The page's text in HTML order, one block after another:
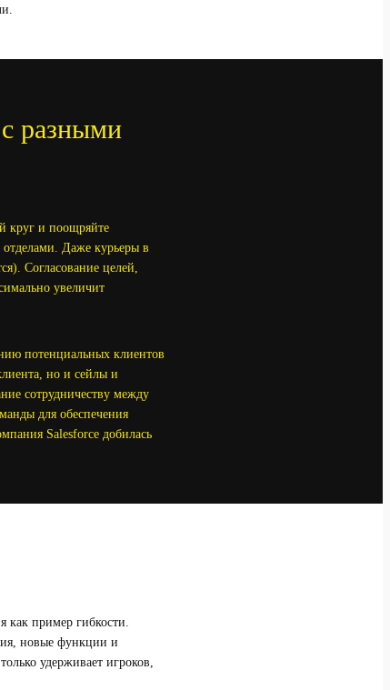
разными
круг и поощряйте
Даже курьеры в
Согласование целей,
увеличит
потенциальных клиентов
но и сейлы и
сотрудничеству между
для обеспечения
Salesforce добилась
пример гибкости.
новые функции и
удерживает игроков,